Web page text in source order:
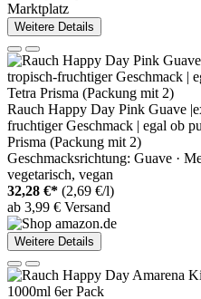
Marktplatz
Weitere Details
Rauch Happy Day Pink Guave
fruchtiger Geschmack | egal ob
Prisma (Packung mit 2)
Geschmacksrichtung: Guave ·
vegetarisch, vegan
32,28 €* (2,69 €/l)
ab 3,99 € Versand
Weitere Details